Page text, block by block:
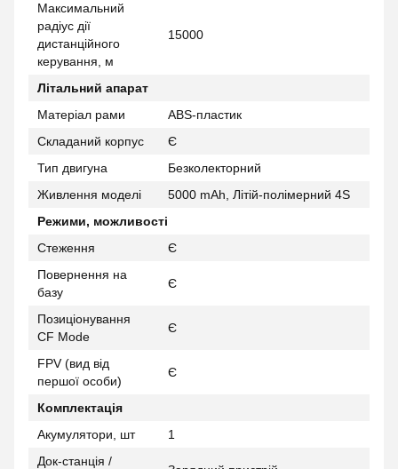
Максимальний
радіус дії
дистанційного
керування, м
15000
Літальний апарат
Матеріал рами
ABS-пластик
Складаний корпус
Є
Тип двигуна
Безколекторний
Живлення моделі
5000 mAh, Літій-полімерний 4S
Режими, можливості
Стеження
Є
Повернення на
базу
Є
Позиціонування
CF Mode
Є
FPV (вид від
першої особи)
Є
Комплектація
Акумулятори, шт
1
Док-станція /